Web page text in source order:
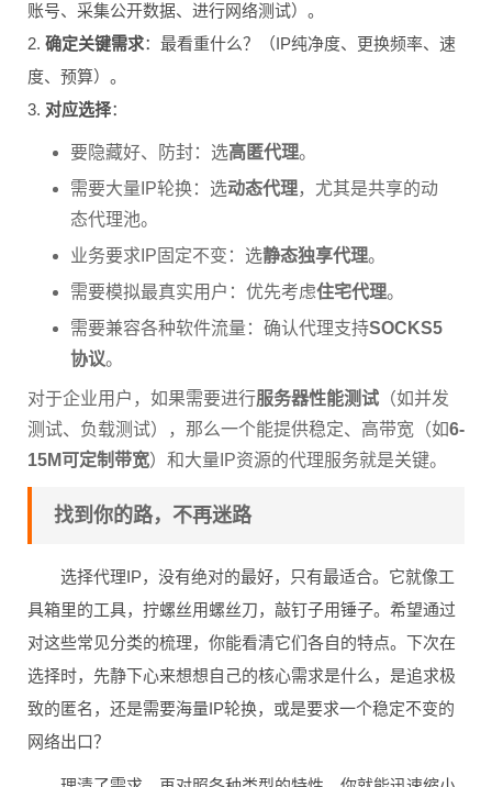
账号、采集公开数据、进行网络测试）。
2. 确定关键需求：最看重什么？（IP纯净度、更换频率、速
度、预算）。
3. 对应选择：
要隐藏好、防封：选高匿代理。
需要大量IP轮换：选动态代理，尤其是共享的动
态代理池。
业务要求IP固定不变：选静态独享代理。
需要模拟最真实用户：优先考虑住宅代理。
需要兼容各种软件流量：确认代理支持SOCKS5
协议。
对于企业用户，如果需要进行服务器性能测试 （如并发
测试、负载测试），那么一个能提供稳定、高带宽（如6-
15M可定制带宽）和大量IP资源的代理服务就是关键。
找到你的路，不再迷路
选择代理IP，没有绝对的最好，只有最适合。它就像工
具箱里的工具，拧螺丝用螺丝刀，敲钉子用锤子。希望通过
对这些常见分类的梳理，你能看清它们各自的特点。下次在
选择时，先静下心来想想自己的核心需求是什么，是追求极
致的匿名，还是需要海量IP轮换，或是要求一个稳定不变的
网络出口？